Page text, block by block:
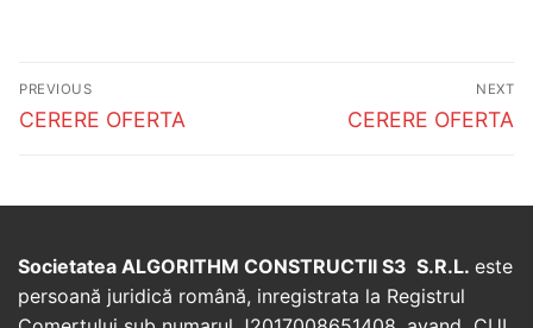
Post
navigation
PREVIOUS
Previous
CERERE OFERTA
NEXT
Next
CERERE OFERTA
Societatea ALGORITHM CONSTRUCTII S3 S.R.L. este
persoană juridică română, inregistrata la Registrul